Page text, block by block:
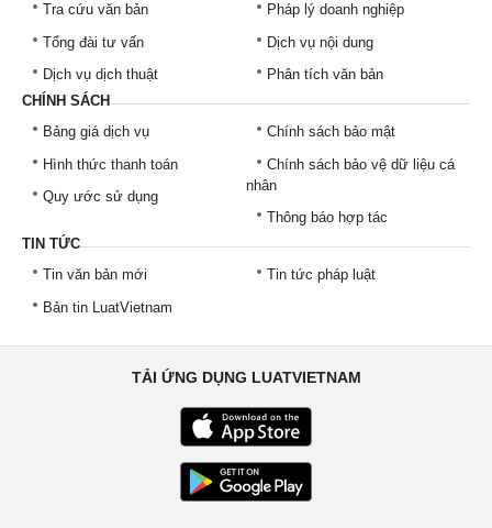
Tra cứu văn bản
Tổng đài tư vấn
Dịch vụ dịch thuật
Pháp lý doanh nghiệp
Dịch vụ nội dung
Phân tích văn bản
CHÍNH SÁCH
Bảng giá dịch vụ
Hình thức thanh toán
Quy ước sử dụng
Chính sách bảo mật
Chính sách bảo vệ dữ liệu cá
nhân
Thông báo hợp tác
TIN TỨC
Tin văn bản mới
Bản tin LuatVietnam
Tin tức pháp luật
TẢI ỨNG DỤNG LUATVIETNAM